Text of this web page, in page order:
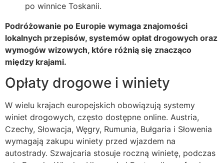
po winnice Toskanii.
Podróżowanie po Europie wymaga znajomości
lokalnych przepisów, systemów opłat drogowych oraz
wymogów wizowych, które różnią się znacząco
między krajami.
Opłaty drogowe i winiety
W wielu krajach europejskich obowiązują systemy
winiet drogowych, często dostępne online. Austria,
Czechy, Słowacja, Węgry, Rumunia, Bułgaria i Słowenia
wymagają zakupu winiety przed wjazdem na
autostrady. Szwajcaria stosuje roczną winietę, podczas